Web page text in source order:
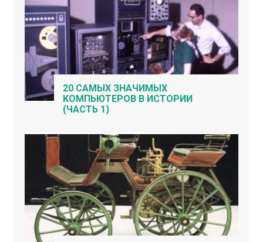
20 САМЫХ ЗНАЧИМЫХ
КОМПЬЮТЕРОВ В ИСТОРИИ
(ЧАСТЬ 1)